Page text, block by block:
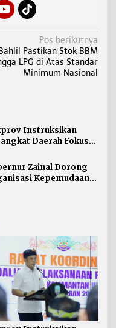
Pos berikutnya
Bahlil Pastikan Stok BBM
LPG di Atas Standar
Minimum Nasional
Instruksikan
Daerah Fokus
Zainal Dorong
Kepemudaan